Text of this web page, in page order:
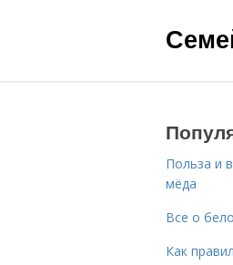
Польза и
мёда
Все о
Как